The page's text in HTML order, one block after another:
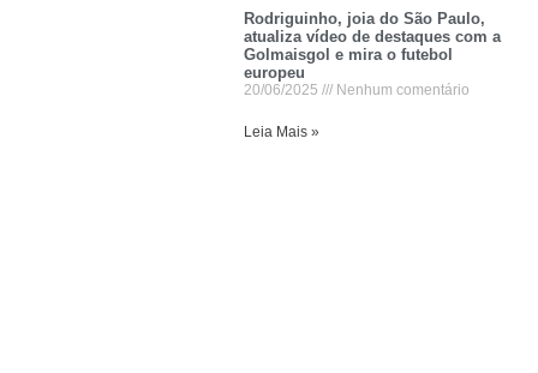
Rodriguinho, joia do São Paulo,
atualiza vídeo de destaques com a
Golmaisgol e mira o futebol
europeu
20/06/2025 Nenhum comentário
Leia Mais »